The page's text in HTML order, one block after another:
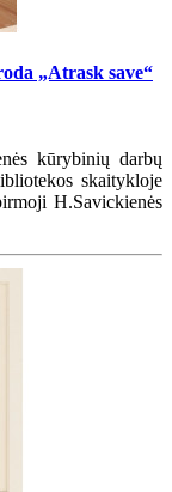
„Atrask save“
kūrybinių darbų
skaitykloje
H.Savickienės